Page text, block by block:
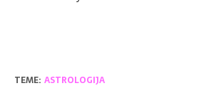
TEME: ASTROLOGIJA